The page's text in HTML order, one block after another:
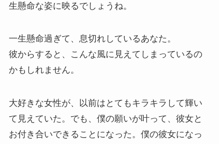
生懸命な姿に映るでしょうね。
一生懸命過ぎて、息切れしているあなた。
彼からすると、こんな風に見えてしまっているの
かもしれません。
大好きな女性が、以前はとてもキラキラして輝い
て見えていた。でも、僕の願いが叶って、彼女と
お付き合いできることになった。僕の彼女になっ